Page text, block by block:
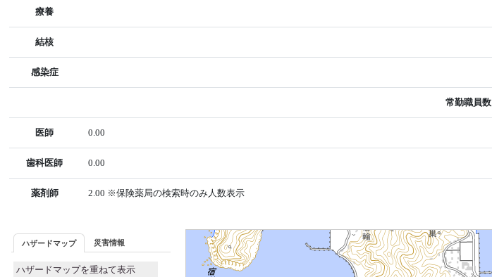
療養
結核
感染症
常勤職員数
医師 0.00
歯科医師 0.00
薬剤師 2.00 ※保険薬局の検索時のみ人数表示
ハザードマップ 災害情報
ハザードマップを重ねて表示